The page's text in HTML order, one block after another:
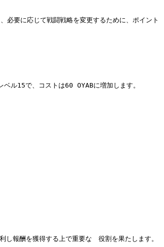
必要に応じて戦闘戦略を変更するために、ポイント
ル15で、コストは60 OYABに増加します。
報酬を獲得する上で重要な　役割を果たします。